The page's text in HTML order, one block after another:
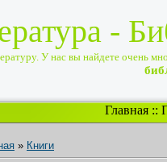
-
У нас вы найдете очень
Главная ::
» Книги